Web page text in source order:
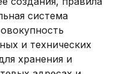
система
и технических
хранения и